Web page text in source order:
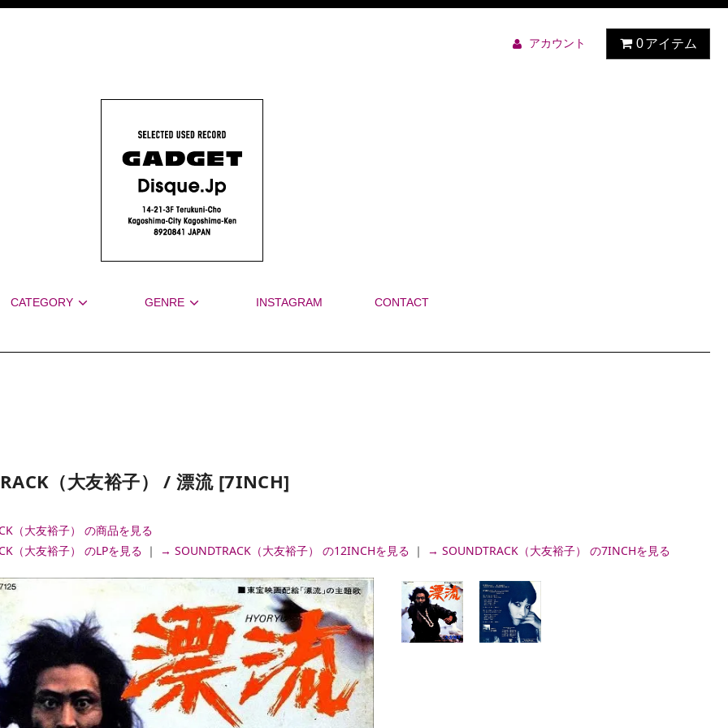
アカウント 0アイテム
CATEGORY GENRE INSTAGRAM CONTACT
（大友裕子） / 漂流 [7INCH]
（大友裕子） の商品を見る
（大友裕子） のLPを見る ｜ → SOUNDTRACK（大友裕子） の12INCHを見る ｜ → SOUNDTRACK（大友裕子） の7INCHを見る